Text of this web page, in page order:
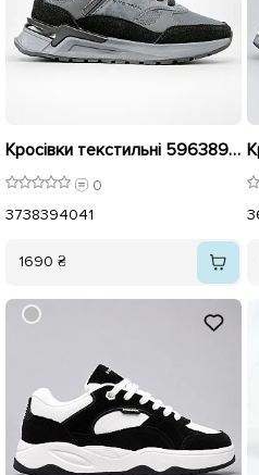
Кросівки текстильні 596389 Сірі
0
3738394041
1690 ₴